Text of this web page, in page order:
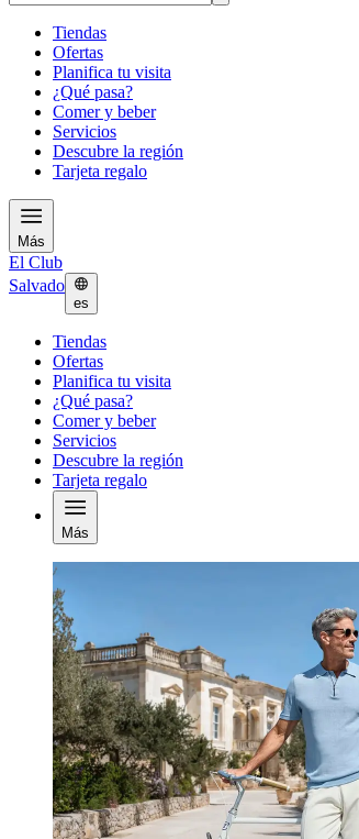
Tiendas
Ofertas
Planifica tu visita
¿Qué pasa?
Comer y beber
Servicios
Descubre la región
Tarjeta regalo
Más
El Club
Salvado
es
Tiendas
Ofertas
Planifica tu visita
¿Qué pasa?
Comer y beber
Servicios
Descubre la región
Tarjeta regalo
Más